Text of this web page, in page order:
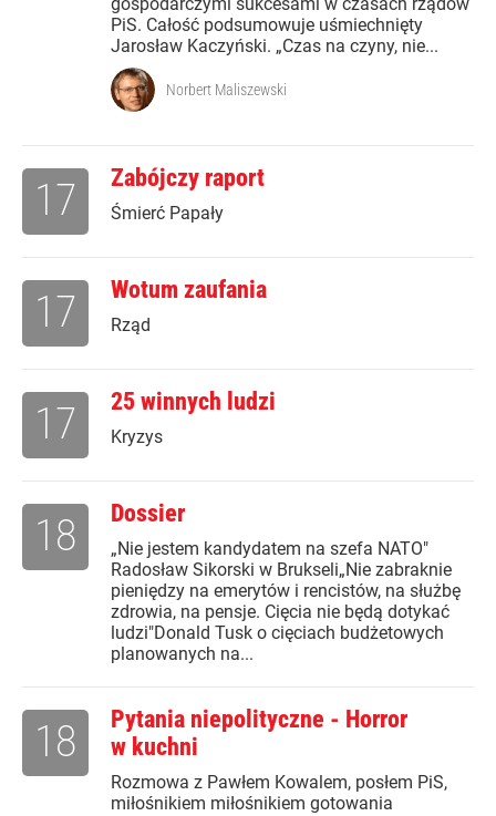
PiS. Całość podsumowuje uśmiechnięty
Jarosław Kaczyński. „Czas na czyny, nie...
Norbert Maliszewski
Zabójczy raport
Śmierć Papały
17
Wotum zaufania
Rząd
17
25 winnych ludzi
Kryzys
17
Dossier
„Nie jestem kandydatem na szefa NATO"
Radosław Sikorski w Brukseli„Nie zabraknie
pieniędzy na emerytów i rencistów, na służbę
zdrowia, na pensje. Cięcia nie będą dotykać
ludzi"Donald Tusk o cięciach budżetowych
planowanych na...
18
Pytania niepolityczne - Horror
w kuchni
Rozmowa z Pawłem Kowalem, posłem PiS,
miłośnikiem miłośnikiem gotowania
18